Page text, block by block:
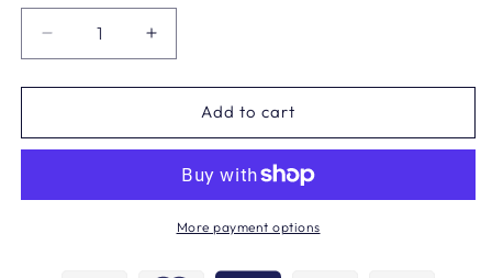
Decrease
quantity
for
Hilfiger
Increase
quantity
for
Tommy
Hilfiger
Add to cart
More payment options